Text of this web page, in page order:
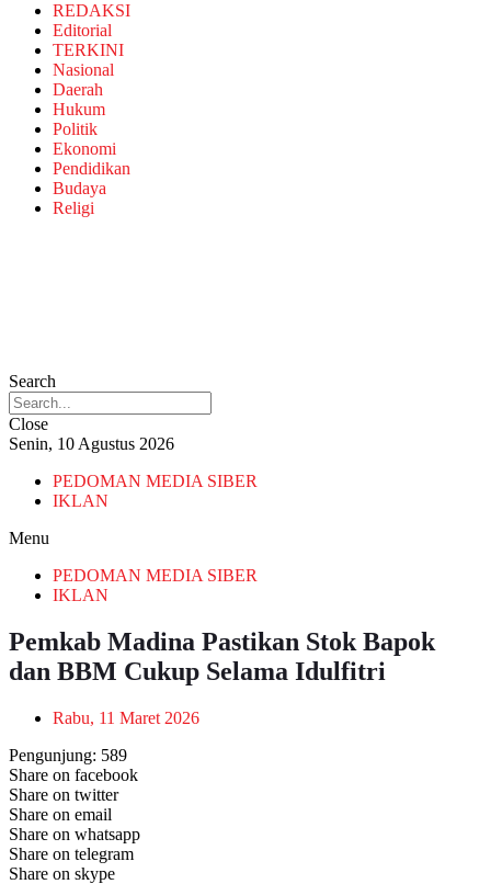
REDAKSI
Editorial
TERKINI
Nasional
Daerah
Hukum
Politik
Ekonomi
Pendidikan
Budaya
Religi
Search
Close
Senin, 10 Agustus 2026
PEDOMAN MEDIA SIBER
IKLAN
Menu
PEDOMAN MEDIA SIBER
IKLAN
Pemkab Madina Pastikan Stok Bapok
dan BBM Cukup Selama Idulfitri
Rabu, 11 Maret 2026
Pengunjung: 589
Share on facebook
Share on twitter
Share on email
Share on whatsapp
Share on telegram
Share on skype